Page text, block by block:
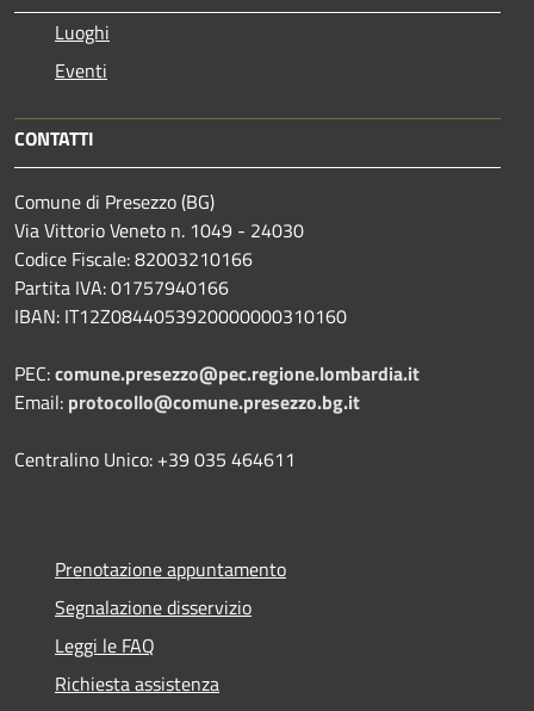
Luoghi
Eventi
CONTATTI
Comune di Presezzo (BG)
Via Vittorio Veneto n. 1049 - 24030
Codice Fiscale: 82003210166
Partita IVA: 01757940166
IBAN: IT12Z0844053920000000310160
PEC:comune.presezzo@pec.regione.lombardia.it
Email: protocollo@comune.presezzo.bg.it
Centralino Unico: +39 035 464611
Prenotazione appuntamento
Segnalazione disservizio
Leggi le FAQ
Richiesta assistenza